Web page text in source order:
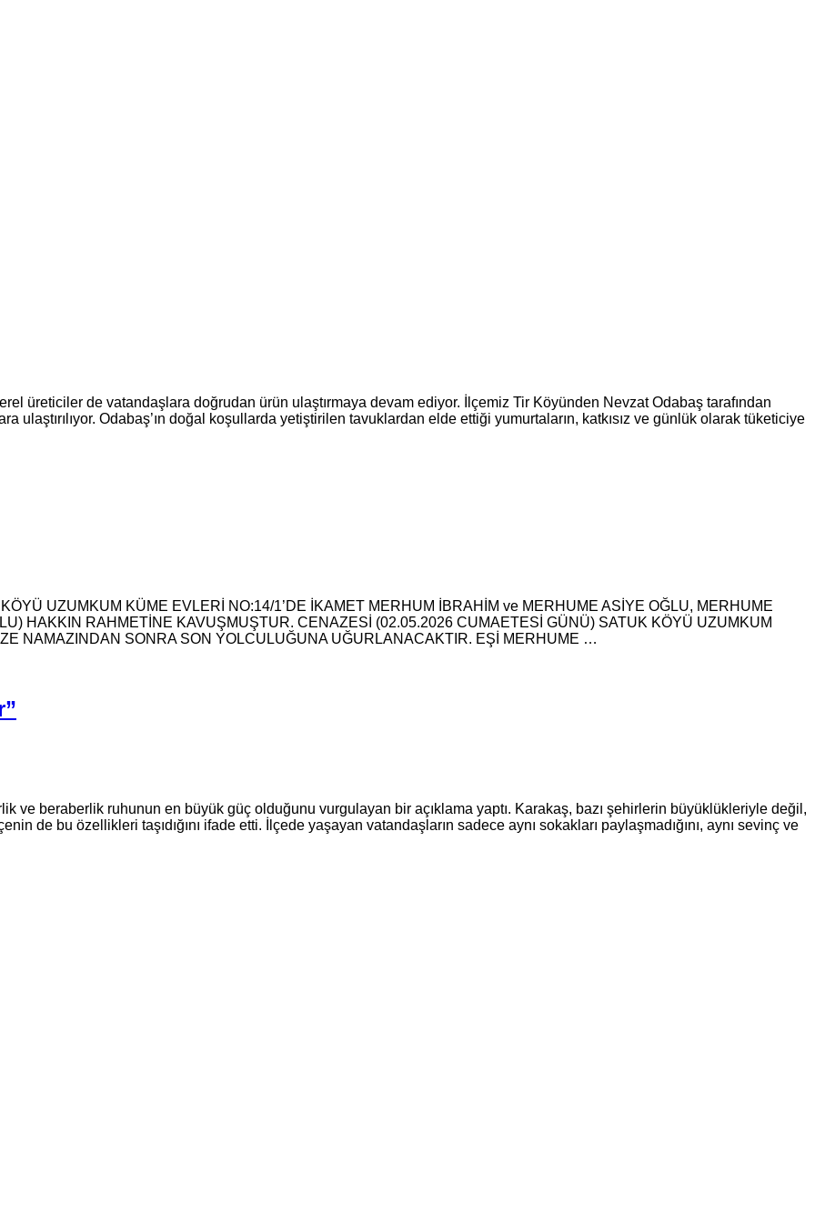
üreticiler de vatandaşlara doğrudan ürün ulaştırmaya devam ediyor. İlçemiz Tir Köyünden Nevzat Odabaş tarafından
ulaştırılıyor. Odabaş’ın doğal koşullarda yetiştirilen tavuklardan elde ettiği yumurtaların, katkısız ve günlük olarak tüketiciye
UZUMKUM KÜME EVLERİ NO:14/1’DE İKAMET MERHUM İBRAHİM ve MERHUME ASİYE OĞLU, MERHUME
HAKKIN RAHMETİNE KAVUŞMUŞTUR. CENAZESİ (02.05.2026 CUMAETESİ GÜNÜ) SATUK KÖYÜ UZUMKUM
NAMAZINDAN SONRA SON YOLCULUĞUNA UĞURLANACAKTIR. EŞİ MERHUME …
ve beraberlik ruhunun en büyük güç olduğunu vurgulayan bir açıklama yaptı. Karakaş, bazı şehirlerin büyüklükleriyle değil,
de bu özellikleri taşıdığını ifade etti. İlçede yaşayan vatandaşların sadece aynı sokakları paylaşmadığını, aynı sevinç ve